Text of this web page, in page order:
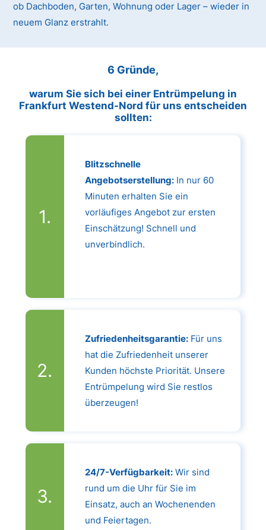
ob Dachboden, Garten, Wohnung oder Lager – wieder in
neuem Glanz erstrahlt.
6 Gründe,
warum Sie sich bei einer Entrümpelung in
Frankfurt Westend-Nord für uns entscheiden
sollten:
Blitzschnelle
Angebotserstellung:In nur 60
Minuten erhalten Sie ein
vorläufiges Angebot zur ersten
Einschätzung! Schnell und
unverbindlich.
Zufriedenheitsgarantie:Für uns
hat die Zufriedenheit unserer
Kunden höchste Priorität. Unsere
Entrümpelung wird Sie restlos
überzeugen!
24/7-Verfügbarkeit:Wir sind
rund um die Uhr für Sie im
Einsatz, auch an Wochenenden
und Feiertagen.